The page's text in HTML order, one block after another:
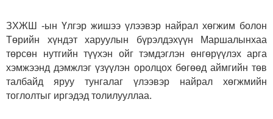
ЗХЖШ -ын Үлгэр жишээ үлээвэр найрал хөгжим болон
Төрийн хүндэт харуулын бүрэлдэхүүн Маршалынхаа
төрсөн нутгийн түүхэн ойг тэмдэглэн өнгөрүүлэх арга
хэмжээнд дэмжлэг үзүүлэн оролцох бөгөөд аймгийн төв
талбайд яруу тунгалаг үлээвэр найрал хөгжмийн
тоглолтыг иргэдэд толилууллаа.